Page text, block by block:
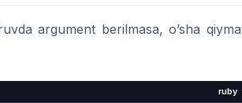
argument berilmasa, o’sha
ruby